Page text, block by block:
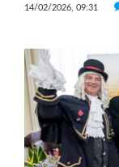
14/02/2026, 09:31